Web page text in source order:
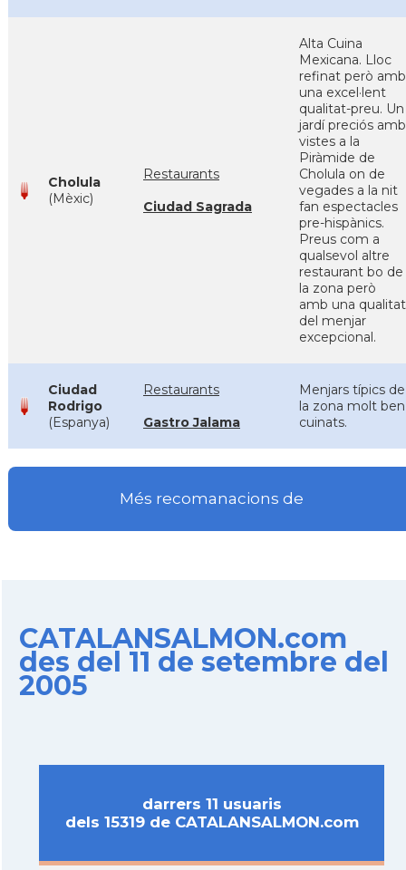
Cholula
(Mèxic)
Restaurants
Ciudad Sagrada
Alta Cuina
Mexicana. Lloc
refinat però amb
una excel·lent
qualitat-preu. Un
jardí preciós amb
vistes a la
Piràmide de
Cholula on de
vegades a la nit
fan espectacles
pre-hispànics.
Preus com a
qualsevol altre
restaurant bo de
la zona però
amb una qualitat
del menjar
excepcional.
Ciudad
Rodrigo
(Espanya)
Restaurants
Gastro Jalama
Menjars típics de
la zona molt ben
cuinats.
Més recomanacions de
CATALANSALMON.com
des del 11 de setembre del
2005
darrers 11 usuaris
dels 15319 de CATALANSALMON.com